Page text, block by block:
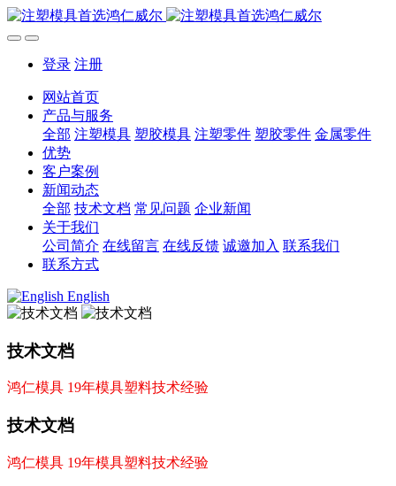
登录 注册
网站首页
产品与服务
全部 注塑模具 塑胶模具 注塑零件 塑胶零件 金属零件
优势
客户案例
新闻动态
全部 技术文档 常见问题 企业新闻
关于我们
公司简介 在线留言 在线反馈 诚邀加入 联系我们
联系方式
English
技术文档
鸿仁模具 19年模具塑料技术经验
技术文档
鸿仁模具 19年模具塑料技术经验